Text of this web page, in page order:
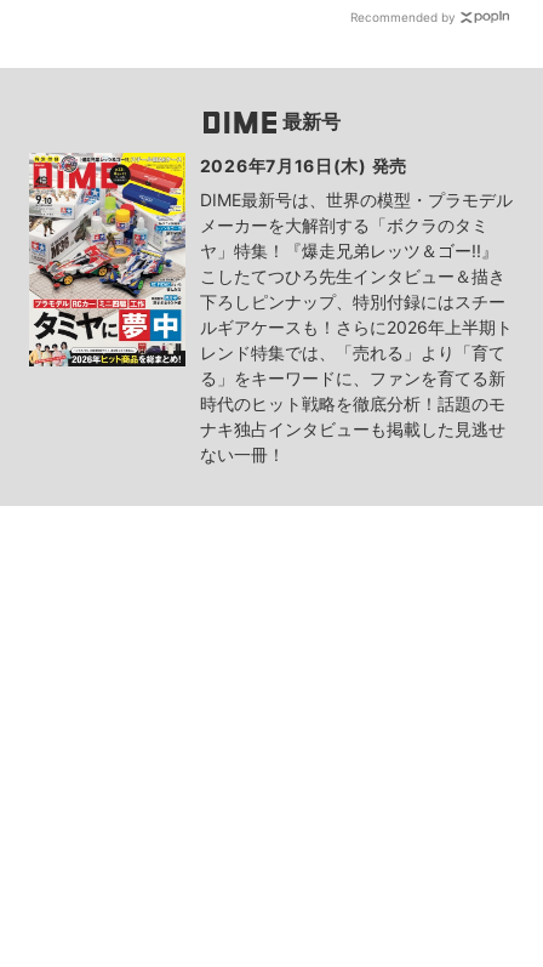
Recommended by
最新号
2026年7月16日(木) 発売
DIME最新号は、世界の模型・プラモデル
メーカーを大解剖する「ボクラのタミ
ヤ」特集！『爆走兄弟レッツ＆ゴー!!』
こしたてつひろ先生インタビュー＆描き
下ろしピンナップ、特別付録にはスチー
ルギアケースも！さらに2026年上半期ト
レンド特集では、「売れる」より「育て
る」をキーワードに、ファンを育てる新
時代のヒット戦略を徹底分析！話題のモ
ナキ独占インタビューも掲載した見逃せ
ない一冊！